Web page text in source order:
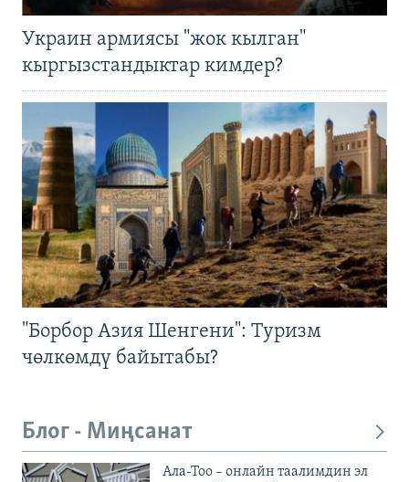
Украин армиясы "жок кылган"
кыргызстандыктар кимдер?
"Борбор Азия Шенгени": Туризм
чөлкөмдү байытабы?
Блог - Миңсанат
Ала-Тоо – онлайн таалимдин эл